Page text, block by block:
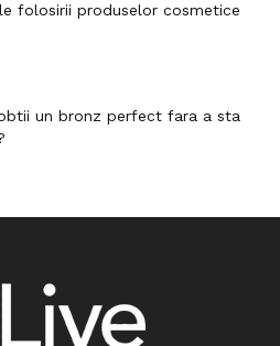
folosirii produselor cosmetice
un bronz perfect fara a sta